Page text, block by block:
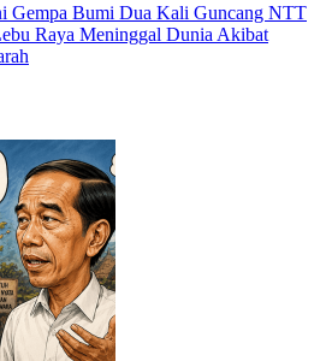
Gempa Bumi Dua Kali Guncang NTT
Raya Meninggal Dunia Akibat